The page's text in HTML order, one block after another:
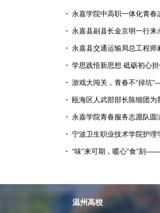
永嘉学院中高职一体化青春
永嘉县副县长金京明一行来
永嘉县交通运输局总工程
学思践悟新思想 砥砺初心
游戏大闯关，青春不“掉坑
瓯海区人武部部长陈细团为
永嘉学院青春服务志愿队
宁波卫生职业技术学院护
“味”来可期，暖心“食”刻
温州高校